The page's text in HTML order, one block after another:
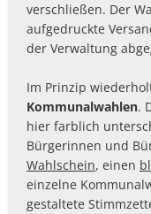
verschließen. Der
aufgedruckte
der Verwaltung
Im Prinzip
Kommunalwahlen.
hier farblich
Bürgerinnen und
Wahlschein, einen
einzelne
gestaltete